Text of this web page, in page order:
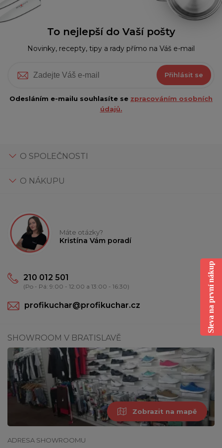
To nejlepší do Vaší pošty
Novinky, recepty, tipy a rady přímo na Váš e-mail
Přihlásit se
Odesláním e-mailu souhlasíte se zpracováním osobních
údajů.
O SPOLEČNOSTI
O NÁKUPU
Máte otázky?
Kristína Vám poradí
210 012 501
(Po - Pá: 9:00 - 12:00 a 13:00 - 16:30)
profikuchar@profikuchar.cz
SHOWROOM V BRATISLAVĚ
Zobrazit na mapě
ADRESA SHOWROOMU
Sleva na první nákup